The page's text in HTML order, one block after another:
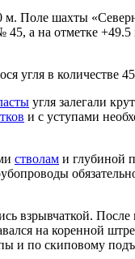
Поле шахты
45, а на отметке
угля в количестве
угля залегали
и с уступами
стволам и глубиной
взрывчаткой. После
на коренной
и по скиповому